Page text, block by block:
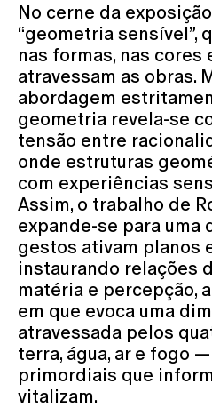
No cerne da
“geometria sensível”,
nas formas, nas cores
atravessam as obras.
abordagem
geometria revela-se
tensão entre
onde estruturas
com experiências
Assim, o trabalho de
expande-se para uma
gestos ativam planos
instaurando relações
matéria e percepção,
em que evoca uma
atravessada pelos
terra, água, ar e fogo
primordiais que
vitalizam.